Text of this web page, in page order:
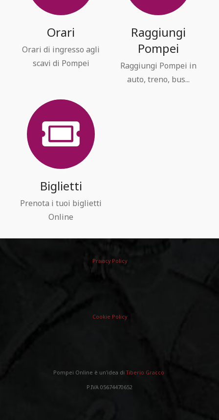
Orari
Orari di ingresso agli
scavi di Pompei
Raggiungi
Pompei
Raggiungi Pompei in
auto, treno, bus...
Biglietti
Prenota i tuoi biglietti
Online
Privacy Policy
Cookie Policy
Pompei Online è un'idea diTiberio Gracco
P.IVA 05674470652